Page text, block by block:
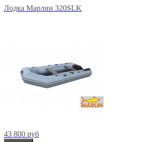
Лодка Марлин 320SLK
43 800 руб